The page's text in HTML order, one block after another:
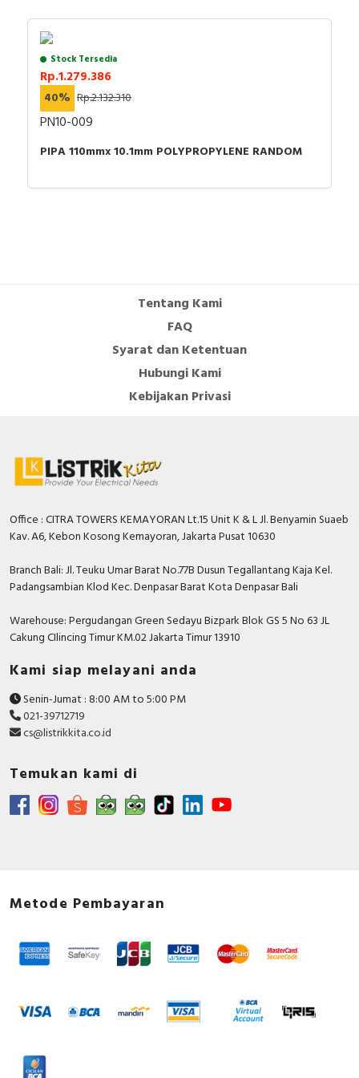
Stock Tersedia
Rp.1.279.386
40% Rp.2.132.310
PN10-009
PIPA 110mmx 10.1mm POLYPROPYLENE RANDOM
Tentang Kami
FAQ
Syarat dan Ketentuan
Hubungi Kami
Kebijakan Privasi
Office : CITRA TOWERS KEMAYORAN Lt.15 Unit K & L Jl. Benyamin Suaeb
Kav. A6, Kebon Kosong Kemayoran, Jakarta Pusat 10630
Branch Bali: Jl. Teuku Umar Barat No.77B Dusun Tegallantang Kaja Kel.
Padangsambian Klod Kec. Denpasar Barat Kota Denpasar Bali
Warehouse: Pergudangan Green Sedayu Bizpark Blok GS 5 No 63 JL
Cakung CIlincing Timur KM.02 Jakarta Timur 13910
Kami siap melayani anda
Senin-Jumat : 8:00 AM to 5:00 PM
021-39712719
cs@listrikkita.co.id
Temukan kami di
Metode Pembayaran